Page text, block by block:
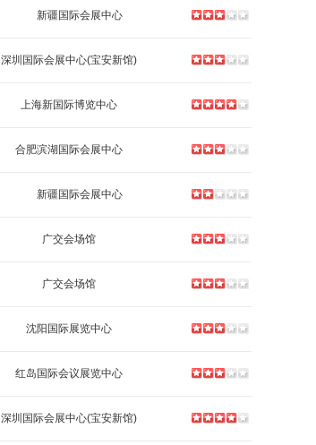
新疆国际会展中心
深圳国际会展中心(宝安新馆)
上海新国际博览中心
合肥滨湖国际会展中心
新疆国际会展中心
广交会场馆
广交会场馆
沈阳国际展览中心
红岛国际会议展览中心
深圳国际会展中心(宝安新馆)